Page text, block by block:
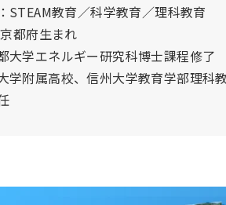
STEAM教育／科学教育／理科教育
都府生まれ
大学エネルギー研究科博士課程修了
学附属高校、信州大学教育学部理科